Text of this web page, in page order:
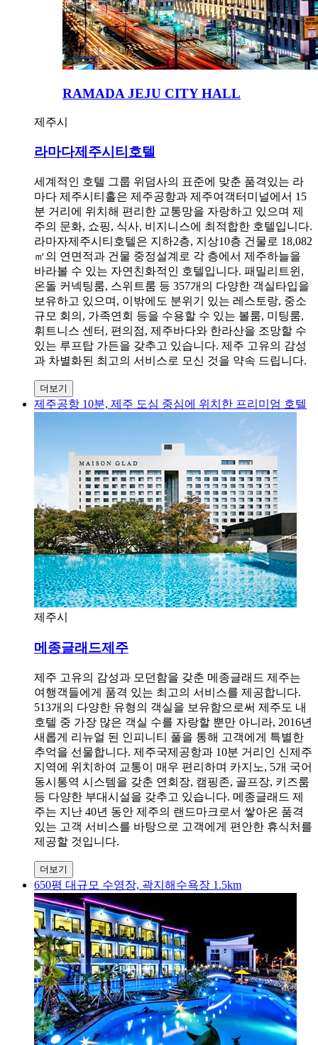
RAMADA JEJU CITY HALL
제주시
라마다제주시티호텔
세계적인 호텔 그룹 위덤사의 표준에 맞춘 품격있는 라
마다 제주시티홀은 제주공항과 제주여객터미널에서 15
분 거리에 위치해 편리한 교통망을 자랑하고 있으며 제
주의 문화, 쇼핑, 식사, 비지니스에 최적합한 호텔입니다.
라마자제주시티호텔은 지하2층, 지상10층 건물로 18,082
㎡의 연면적과 건물 중정설계로 각 층에서 제주하늘을
바라볼 수 있는 자연친화적인 호텔입니다. 패밀리트윈,
온돌 커넥팅룸, 스위트룸 등 357개의 다양한 객실타입을
보유하고 있으며, 이밖에도 분위기 있는 레스토랑, 중소
규모 회의, 가족연회 등을 수용할 수 있는 볼룸, 미팅룸,
휘트니스 센터, 편의점, 제주바다와 한라산을 조망할 수
있는 루프탑 가든을 갖추고 있습니다. 제주 고유의 감성
과 차별화된 최고의 서비스로 모신 것을 약속 드립니다.
더보기
제주공항 10분, 제주 도심 중심에 위치한 프리미엄 호텔
제주시
메종글래드제주
제주 고유의 감성과 모던함을 갖춘 메종글래드 제주는
여행객들에게 품격 있는 최고의 서비스를 제공합니다.
513개의 다양한 유형의 객실을 보유함으로써 제주도 내
호텔 중 가장 많은 객실 수를 자랑할 뿐만 아니라, 2016년
새롭게 리뉴얼 된 인피니티 풀을 통해 고객에게 특별한
추억을 선물합니다. 제주국제공항과 10분 거리인 신제주
지역에 위치하여 교통이 매우 편리하며 카지노, 5개 국어
동시통역 시스템을 갖춘 연회장, 캠핑존, 골프장, 키즈룸
등 다양한 부대시설을 갖추고 있습니다. 메종글래드 제
주는 지난 40년 동안 제주의 랜드마크로서 쌓아온 품격
있는 고객 서비스를 바탕으로 고객에게 편안한 휴식처를
제공할 것입니다.
더보기
650평 대규모 수영장, 곽지해수욕장 1.5km